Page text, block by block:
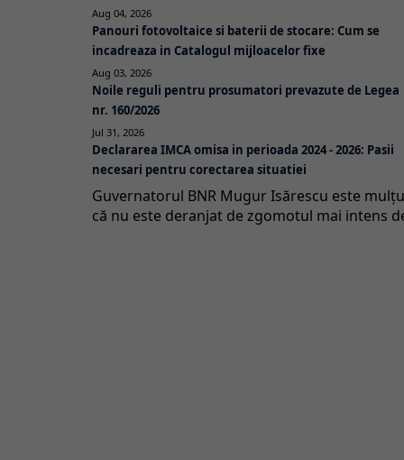
Aug 04, 2026
Panouri fotovoltaice si baterii de stocare: Cum se
incadreaza in Catalogul mijloacelor fixe
Aug 03, 2026
Noile reguli pentru prosumatori prevazute de Legea
nr. 160/2026
Jul 31, 2026
Declararea IMCA omisa in perioada 2024 - 2026: Pasii
necesari pentru corectarea situatiei
Guvernatorul BNR Mugur Isărescu este
că nu este deranjat de zgomotul mai intens